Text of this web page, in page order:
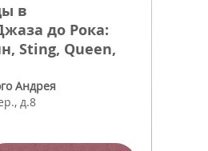
в
до Рока:
Sting, Queen,
Андрея
д.8